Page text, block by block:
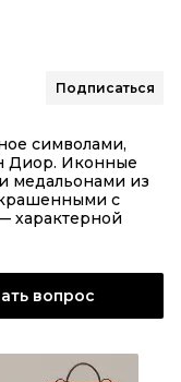
Подписаться
символами,
Диор. Иконные
медальонами из
с
характерной
вопрос